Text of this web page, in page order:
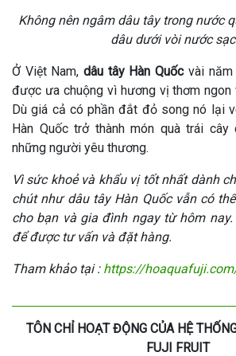
Không nên ngâm dâu tây trong nước
dâu dưới vòi nước
Ở Việt Nam,dâu tây Hàn Quốcvài năm
được ưa chuộng vì hương vị thơm ngon
Dù giá cả có phần đắt đỏ song nó lại
Hàn Quốc trở thành món quà trái cây
những người yêu thương.
Vì sức khoẻ và khẩu vị tốt nhất dành
chút như dâu tây Hàn Quốc vẫn có
cho bạn và gia đình ngay từ hôm
để được tư vấn và đặt hàng.
Tham khảo tại : https://
TÔN CHỈ HOẠT ĐỘNG CỦA HỆ
FUJI FRUIT